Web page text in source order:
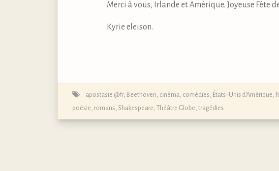
Merci à vous, Irlande et Amérique. Joyeuse Fête
Kyrie eleison.
apostasie @fr, Beethoven, cinéma, comédies, États-Unis d'Amérique,
poésie, romans, Shakespeare, Théâtre Globe, tragédies